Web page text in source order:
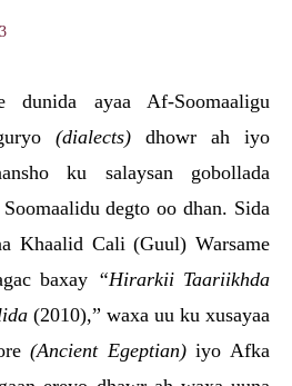
3
ayaa Af-Soomaaligu
(dialects) dhowr ah iyo
ku salaysan gobollada
degto oo dhan. Sida
Khaalid Cali (Guul) Warsame
baxay “Hirarkii Taariikhda
(2010),” waxa uu ku xusayaa
(Ancient Egeptian)iyo Afka